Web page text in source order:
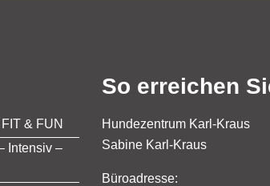
& FUN
Intensiv –
So erreichen
Hundezentrum Karl-Kraus
Sabine Karl-Kraus
Büroadresse: